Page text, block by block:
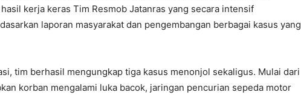
kerja keras Tim Resmob Jatanras yang secara intensif
laporan masyarakat dan pengembangan berbagai kasus yang
tim berhasil mengungkap tiga kasus menonjol sekaligus. Mulai dari
korban mengalami luka bacok, jaringan pencurian sepeda motor